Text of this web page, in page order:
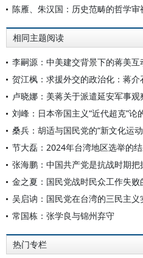
陈雁、朱汉国：历史范畴的哲学审
相同主题阅读
李嗣源：中美建交背景下的蒋美互
贺江枫：求援外交的政治化：蒋
卢晓娜：美蒋关于派遣延安军事
刘峰：日本帝国主义“近代超克”论
桑兵：胡适与国民党的“新文化运
节大磊：2024年台湾地区选举的
吴启讷：国民党在台湾的三民主义
常国栋：张学良与锦州弃守
热门专栏